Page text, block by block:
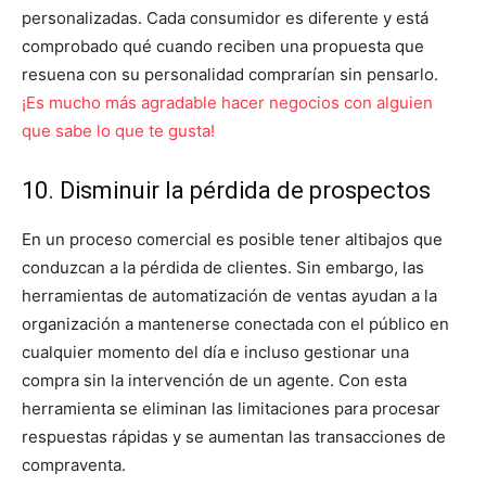
personalizadas. Cada consumidor es diferente y está
comprobado qué cuando reciben una propuesta que
resuena con su personalidad comprarían sin pensarlo.
¡Es mucho más agradable hacer negocios con alguien
que sabe lo que te gusta!
10. Disminuir la pérdida de prospectos
En un proceso comercial es posible tener altibajos que
conduzcan a la pérdida de clientes. Sin embargo, las
herramientas de automatización de ventas ayudan a la
organización a mantenerse conectada con el público en
cualquier momento del día e incluso gestionar una
compra sin la intervención de un agente. Con esta
herramienta se eliminan las limitaciones para procesar
respuestas rápidas y se aumentan las transacciones de
compraventa.